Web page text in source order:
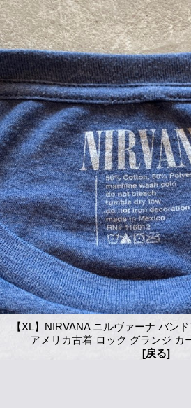
【XL】NIRVANA ニルヴァーナ バン
アメリカ古着 ロック グランジ カ
[戻る]